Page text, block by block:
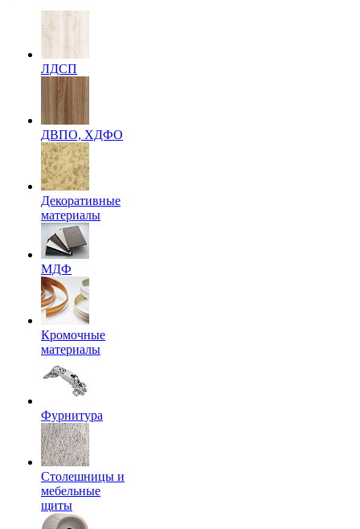
ЛДСП
ДВПО, ХДФО
Декоративные
материалы
МДФ
Кромочные
материалы
Фурнитура
Столешницы и
мебельные
щиты